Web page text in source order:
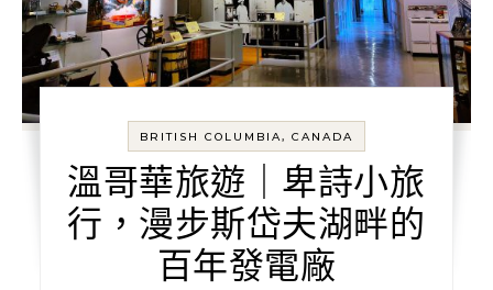
BRITISH COLUMBIA, CANADA
溫哥華旅遊｜卑詩小旅
行，漫步斯岱夫湖畔的
百年發電廠